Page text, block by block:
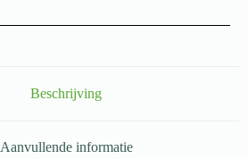
Beschrijving
Aanvullende informatie